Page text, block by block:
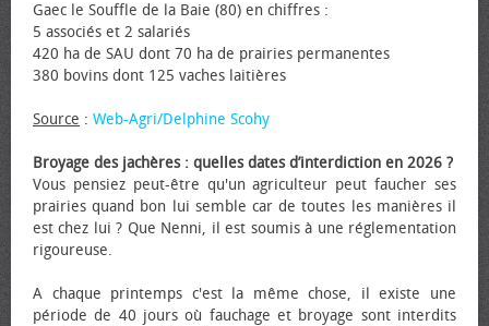
Gaec le Souffle de la Baie (80) en chiffres :
5 associés et 2 salariés
420 ha de SAU dont 70 ha de prairies permanentes
380 bovins dont 125 vaches laitières
Source : Web-Agri/Delphine Scohy
Broyage des jachères : quelles dates d’interdiction en 2026 ?
Vous pensiez peut-être qu'un agriculteur peut faucher ses
prairies quand bon lui semble car de toutes les manières il
est chez lui ? Que Nenni, il est soumis à une réglementation
rigoureuse.
A chaque printemps c'est la même chose, il existe une
période de 40 jours où fauchage et broyage sont interdits